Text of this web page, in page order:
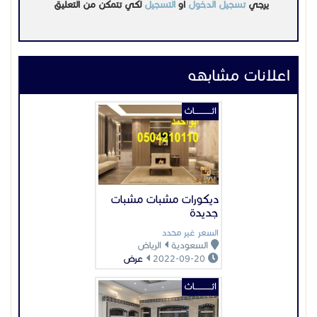
للعوامل البيئية.
في جازان، توفر شركة قناديل أبواب WPC التي تتميز
بمتانتها وجمالها. تتناسب الأبواب مع المناخ المحلي وتضفي
لمسة عصرية على المباني.
افضل تصميمات أبواب داخلية WPC
تتميز أبواب WPC من مصنع قناديل بتصاميمها العصرية
والفخمة، مما يجعلها خيارًا مثاليًا للاستخدام الداخلي. تتوفر
التصاميم بألوان وأشكال مختلفة لتلبية جميع الأذواق.
أفضل شركة أبواب WPC داخلية فخمه في الرياض
يرجيتسجيل الدخول او التسجيل لكي تتمكن من التعليق
اعلانات مشابهه
ديكورات مشبات مشبات
جديدة
السعر غير محدد
السعودية
الرياض
عرض
اثــــــــــــاث
اثــــــــــــاث